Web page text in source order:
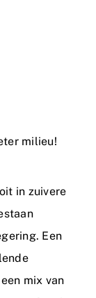
milieu!
in zuivere
Een
mix van